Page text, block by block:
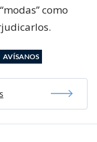
como
AVÍSANOS